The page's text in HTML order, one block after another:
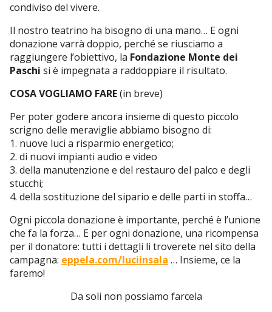
condiviso del vivere.
Il nostro teatrino ha bisogno di una mano… E ogni
donazione varrà doppio, perché se riusciamo a
raggiungere l’obiettivo, la Fondazione Monte dei
Paschi si è impegnata a raddoppiare il risultato.
COSA VOGLIAMO FARE(in breve)
Per poter godere ancora insieme di questo piccolo
scrigno delle meraviglie abbiamo bisogno di:
1. nuove luci a risparmio energetico;
2. di nuovi impianti audio e video
3. della manutenzione e del restauro del palco e degli
stucchi;
4. della sostituzione del sipario e delle parti in stoffa…
Ogni piccola donazione è importante, perché è l’unione
che fa la forza… E per ogni donazione, una ricompensa
per il donatore: tutti i dettagli li troverete nel sito della
campagna: eppela.com/luciinsala … Insieme, ce la
faremo!
Da soli non possiamo farcela